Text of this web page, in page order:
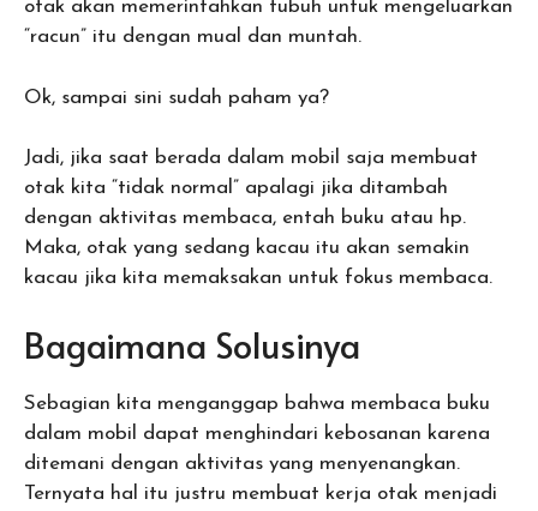
otak akan memerintahkan tubuh untuk mengeluarkan
“racun” itu dengan mual dan muntah.
Ok, sampai sini sudah paham ya?
Jadi, jika saat berada dalam mobil saja membuat
otak kita “tidak normal” apalagi jika ditambah
dengan aktivitas membaca, entah buku atau hp.
Maka, otak yang sedang kacau itu akan semakin
kacau jika kita memaksakan untuk fokus membaca.
Bagaimana Solusinya
Sebagian kita menganggap bahwa membaca buku
dalam mobil dapat menghindari kebosanan karena
ditemani dengan aktivitas yang menyenangkan.
Ternyata hal itu justru membuat kerja otak menjadi